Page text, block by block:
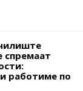
спремаат
работиме по